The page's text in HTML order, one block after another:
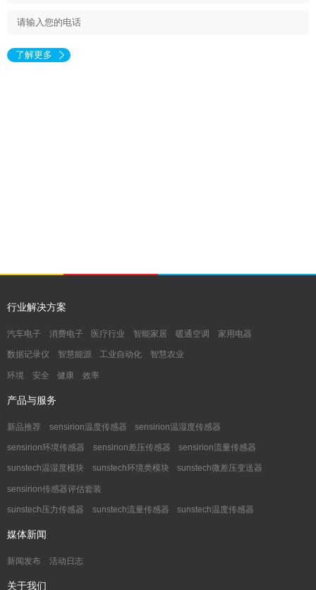
行业解决方案
汽车电子 消费电子 医疗行业 智能家居 暖通空调 家用电器
数据记录仪 智慧能源 工业自动化 智慧农业
环境 安全 健康 效率
产品与服务
新品推荐 sensirion温度传感器 sensirion温湿度传感器
sensirion环境传感器 sensirion差压传感器 sensirion流量传感器
sunstech温湿度模块 sunstech环境类模块 sunstech微差压变送器
sensirion传感器评估套装
sunstech压力传感器 sunstech流量传感器 sunstech温度传感器
媒体新闻
新闻发布 活动日志
关于我们